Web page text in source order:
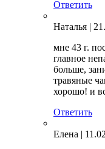
Ответить
Наталья |
мне 43 г.
главное
больше,
травяные
хорошо! и
Ответить
Елена |